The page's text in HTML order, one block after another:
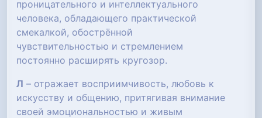
проницательного и интеллектуального
человека, обладающего практической
смекалкой, обострённой
чувствительностью и стремлением
постоянно расширять кругозор.
Л – отражает восприимчивость, любовь к
искусству и общению, притягивая внимание
своей эмоциональностью и живым